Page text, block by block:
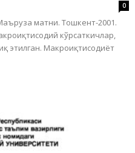
0
матни. Тошкент-2001.
кўрсаткичлар,
этилган. Макроиқтисодиёт